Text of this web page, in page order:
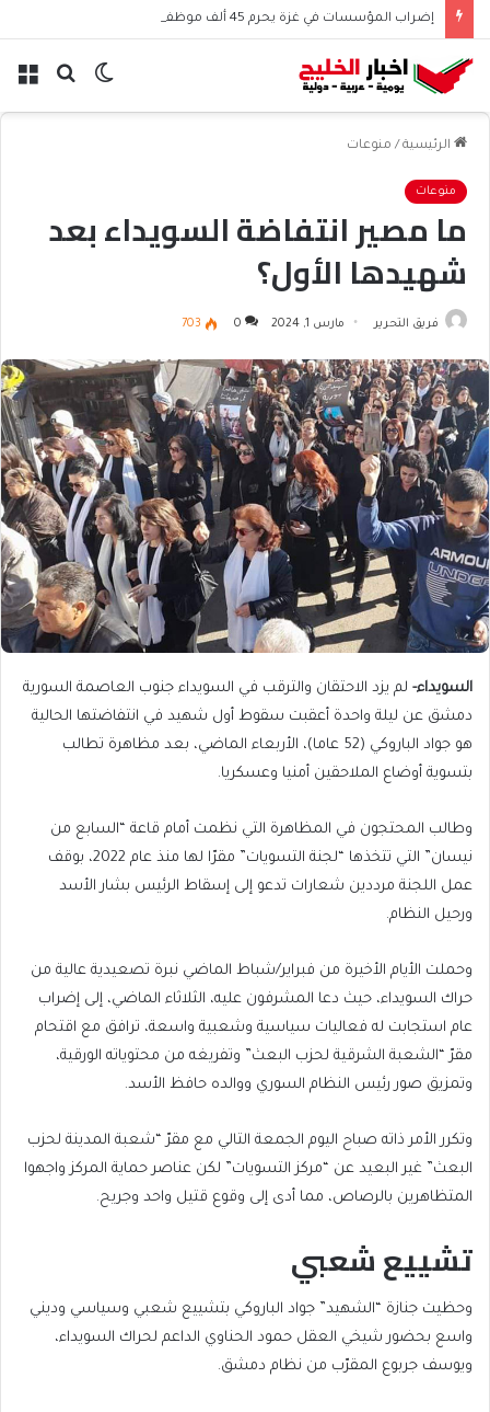
إضراب المؤسسات في غزة يحرم 45 ألف موظف من الرواتب
بحث الوضع
الرئيسية / منوعات
منوعات
ما مصير انتفاضة السويداء بعد
شهيدها الأول؟
فريق التحرير مارس 1, 2024 0
703
السويداء- لم يزد الاحتقان والترقب في السويداء جنوب العاصمة السورية
دمشق عن ليلة واحدة أعقبت سقوط أول شهيد في انتفاضتها الحالية
هو جواد الباروكي (52 عاما)، الأربعاء الماضي، بعد مظاهرة تطالب
بتسوية أوضاع الملاحقين أمنيا وعسكريا.
وطالب المحتجون في المظاهرة التي نظمت أمام قاعة “السابع من
نيسان” التي تتخذها “لجنة التسويات” مقرّا لها منذ عام 2022، بوقف
عمل اللجنة مرددين شعارات تدعو إلى إسقاط الرئيس بشار الأسد
ورحيل النظام.
وحملت الأيام الأخيرة من فبراير/شباط الماضي نبرة تصعيدية عالية من
حراك السويداء، حيث دعا المشرفون عليه، الثلاثاء الماضي، إلى إضراب
عام استجابت له فعاليات سياسية وشعبية واسعة، ترافق مع اقتحام
مقرّ “الشعبة الشرقية لحزب البعث” وتفريغه من محتوياته الورقية،
وتمزيق صور رئيس النظام السوري ووالده حافظ الأسد.
وتكرر الأمر ذاته صباح اليوم الجمعة التالي مع مقرّ “شعبة المدينة لحزب
البعث” غير البعيد عن “مركز التسويات” لكن عناصر حماية المركز واجهوا
المتظاهرين بالرصاص، مما أدى إلى وقوع قتيل واحد وجريح.
تشييع شعبي
وحظيت جنازة “الشهيد” جواد الباروكي بتشييع شعبي وسياسي وديني
واسع بحضور شيخي العقل حمود الحناوي الداعم لحراك السويداء،
ويوسف جربوع المقرّب من نظام دمشق.